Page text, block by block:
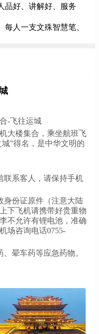
品好、讲解好、服务
人一支文殊智慧笔、
-飞往运城
大楼集合，乘坐航班飞
”得名，是中华文明的
联系客人，请保持手机
身份证原件（注意大陆
下飞机请携带好贵重物
不允许有锂电池，准确
场咨询电话0755-
晕车药等应急药物。